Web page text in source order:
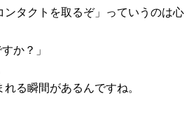
ンタクトを取るぞ」っていうのは心
か？」
る瞬間があるんですね。